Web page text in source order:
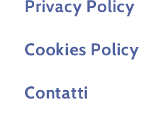
Privacy Policy
Cookies Policy
Contatti